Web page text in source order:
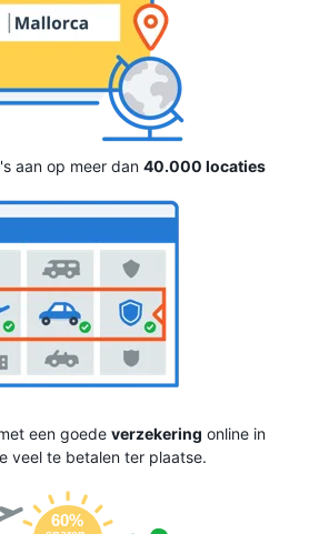
aan op meer dan 40.000 locaties
een goede verzekering online in
veel te betalen ter plaatse.